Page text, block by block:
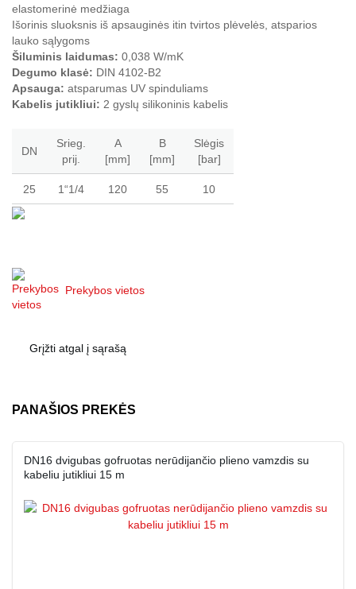
elastomerinė medžiaga
Išorinis sluoksnis iš apsauginės itin tvirtos plėvelės, atsparios
lauko sąlygoms
Šiluminis laidumas: 0,038 W/mK
Degumo klasė: DIN 4102-B2
Apsauga: atsparumas UV spinduliams
Kabelis jutikliui: 2 gyslų silikoninis kabelis
DN
Srieg.
prij.
A
[mm]
B
[mm]
Slėgis
[bar]
25 1“1/4 120 55 10
Prekybos vietos
Grįžti atgal į sąrašą
PANAŠIOS PREKĖS
DN16 dvigubas gofruotas nerūdijančio plieno vamzdis su
kabeliu jutikliui 15 m